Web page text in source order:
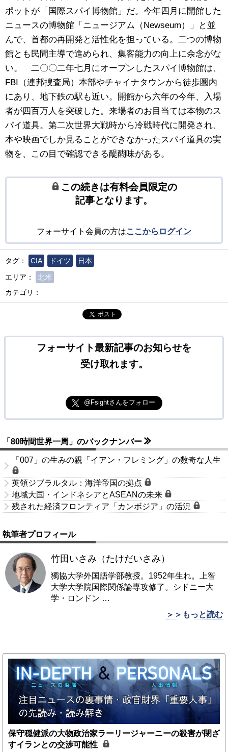
ポットが「国際スパイ博物館」だ。今年四月に開館した
ニュースの博物館「ニュージアム（Newseum）」と並
んで、首都の再開発と活性化を担っている。二つの博物
館とも民間主導で進められ、集客能力の向上に余念がな
い。 二〇〇二年七月にオープンしたスパイ博物館は、
FBI（連邦捜査局）本部やチャイナタウンから徒歩圏内
にあり、地下鉄の駅も近い。開館から六年の今年、入場
者が四百万人を突破した。来場者のお目当ては本物のス
パイ道具。第二次世界大戦時から冷戦時代に開発され、
本や映画でしか見ることができなかったスパイ道具の実
物を、この目で確認できる醍醐味がある。
この続きは有料会員限定の
記事となります。
フォーサイト会員の方はここからログイン
タグ： CIA ドイツ
日本
エリア：
北米
カテゴリ：
ポスト
フォーサイト最新記事のお知らせを
受け取れます。
@Fsightさんをフォロー
「80時間世界一周」のバックナンバー
「007」の生みの親「イアン・フレミング」の数奇な人生
英領ジブラルタル：海洋帝国の拠点
地域大国・インドネシアとASEANの未来
残された経済フロンティア「カンボジア」の活況
執筆者プロフィール
竹田いさみ（たけだいさみ）
獨協大学外国語学部教授。1952年生れ。上智
大学大学院国際関係論専攻修了。シドニー大
学・ロンドン …
＞＞もっと読む
保守穏健派の大物政治家ラーリージャーニーの殺害が閉ざ
すイランとの交渉可能性